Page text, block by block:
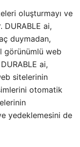
oluşturmayı ve
ai,
duymadan,
görünümlü web
ai,
sitelerinin
otomatik
yedeklemesini de